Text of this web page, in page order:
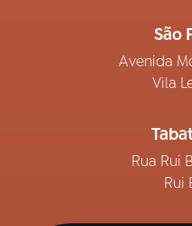
São
Avenida
Vila
Rua Rui
Rui